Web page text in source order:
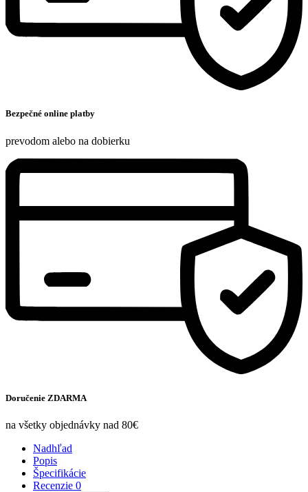
Bezpečné online platby
prevodom alebo na dobierku
Doručenie ZDARMA
na všetky objednávky nad 80€
Nadhľad
Popis
Špecifikácie
Recenzie 0